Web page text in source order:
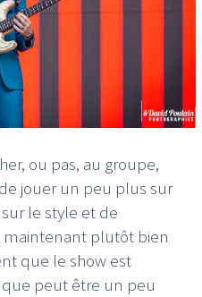
ou pas, au groupe,
jouer un peu plus sur
le style et de
maintenant plutôt bien
que le show est
peut être un peu